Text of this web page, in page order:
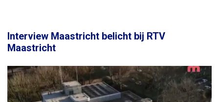
Interview Maastricht belicht bij RTV
Maastricht